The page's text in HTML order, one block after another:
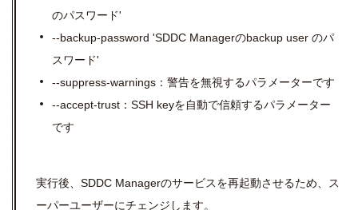
のパスワード'
--backup-password 'SDDC Managerのbackup user のパ
スワード'
--suppress-warnings：警告を無視するパラメーターです
--accept-trust：SSH keyを自動で信頼するパラメーター
です
実行後、SDDC Managerのサービスを再起動させるため、ス
ーパーユーザーにチェンジします。